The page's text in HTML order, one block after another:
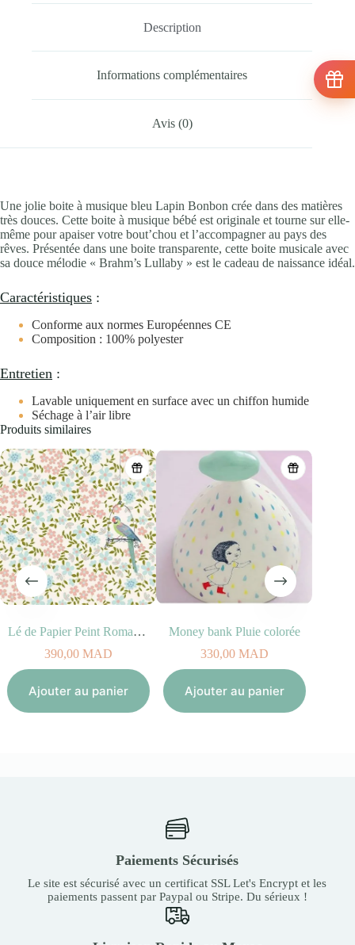
Description
Informations complémentaires
Avis (0)
Une jolie boite à musique bleu Lapin Bonbon crée dans des matières
très douces. Cette boite à musique bébé est originale et tourne sur elle-
même pour apaiser votre bout’chou et l’accompagner au pays des
rêves. Présentée dans une boite transparente, cette boite musicale avec
sa douce mélodie « Brahm’s Lullaby » est le cadeau de naissance idéal.
Caractéristiques :
Conforme aux normes Européennes CE
Composition : 100% polyester
Entretien :
Lavable uniquement en surface avec un chiffon humide
Séchage à l’air libre
Produits similaires
Lé de Papier Peint Romance
390,00MAD
Ajouter au panier
Money bank Pluie colorée
330,00MAD
Ajouter au panier
Paiements Sécurisés
Le site est sécurisé avec un certificat SSL Let's Encrypt et les
paiements passent par Paypal ou Stripe. Du sérieux !